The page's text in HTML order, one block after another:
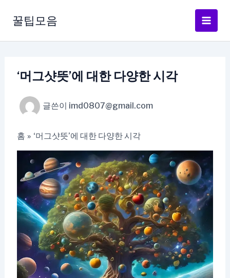
로
꿀팁모음
‘머그샷뜻’에 대한 다양한 시각
글쓴이 imd0807@gmail.com
홈 ‘머그샷뜻’에 대한 다양한 시각